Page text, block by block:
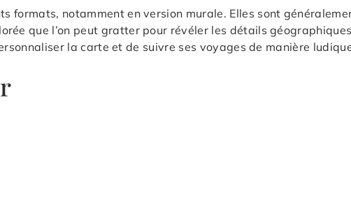
formats, notamment en version murale. Elles sont
que l’on peut gratter pour révéler les détails
la carte et de suivre ses voyages de manière